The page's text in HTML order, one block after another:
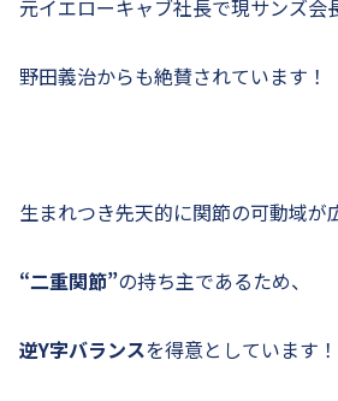
元イエローキャブ社長で現サンズ会
野田義治からも絶賛されています！
生まれつき先天的に関節の可動域が
“二重関節”の持ち主であるため、
逆Y字バランスを得意としています！